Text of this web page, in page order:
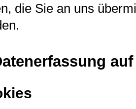
die Sie an uns